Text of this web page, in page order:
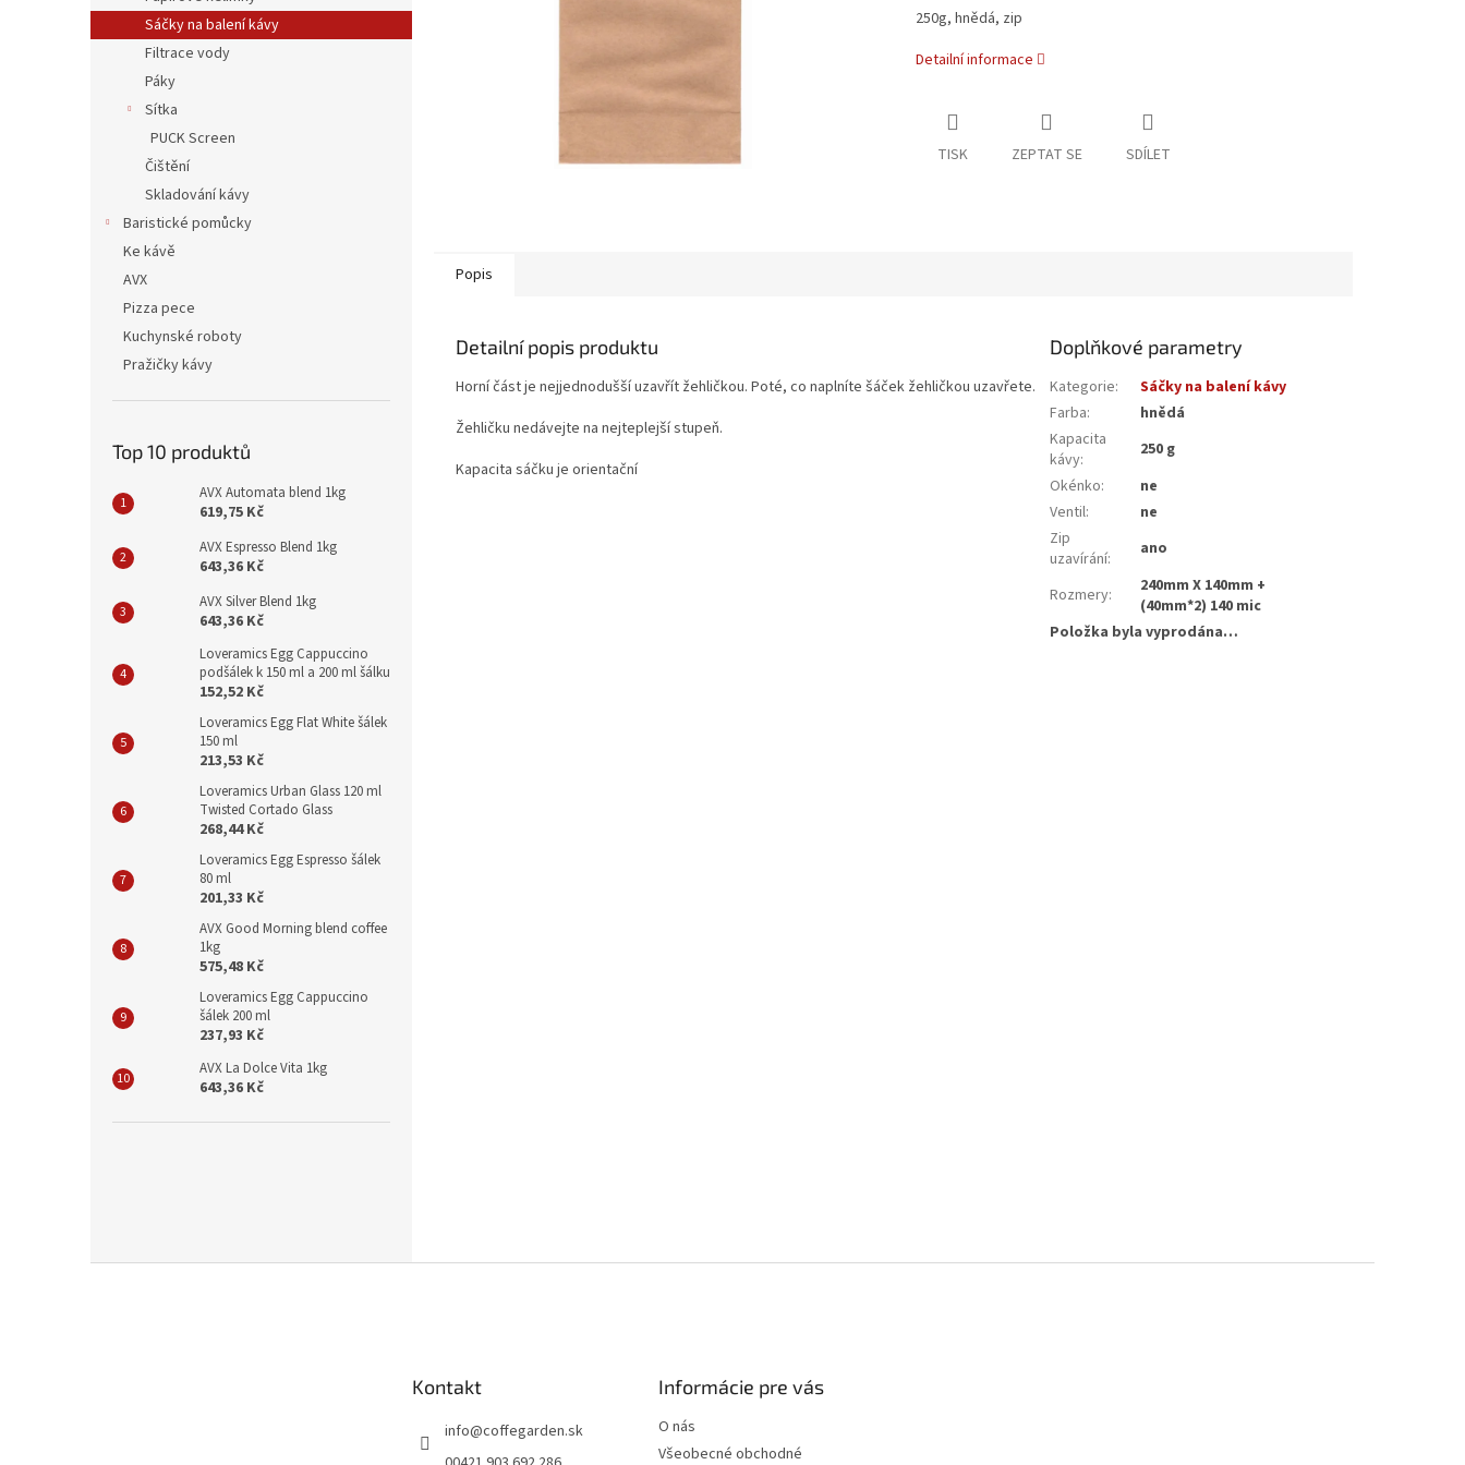
n
e
Sáčky na balení kávy
Filtrace vody
Páky
Sítka
PUCK Screen
Čištění
Skladování kávy
Baristické pomůcky
Ke kávě
AVX
Pizza pece
Kuchynské roboty
Pražičky kávy
Top 10 produktů
AVX Automata blend 1kg
619,75 Kč
AVX Espresso Blend 1kg
643,36 Kč
AVX Silver Blend 1kg
643,36 Kč
Loveramics Egg Cappuccino
podšálek k 150 ml a 200 ml šálku
152,52 Kč
Loveramics Egg Flat White šálek
150 ml
213,53 Kč
Loveramics Urban Glass 120 ml
Twisted Cortado Glass
268,44 Kč
Loveramics Egg Espresso šálek
80 ml
201,33 Kč
AVX Good Morning blend coffee
1kg
575,48 Kč
Loveramics Egg Cappuccino
šálek 200 ml
237,93 Kč
AVX La Dolce Vita 1kg
643,36 Kč
250g, hnědá, zip
Detailní informace
TISK ZEPTAT SE SDÍLET
Popis
Detailní popis produktu
Horní část je nejjednodušší uzavřít žehličkou. Poté, co naplníte šáček žehličkou uzavřete.
Žehličku nedávejte na nejteplejší stupeň.
Kapacita sáčku je orientační
Doplňkové parametry
Kategorie:
Sáčky na balení kávy
Farba:
hnědá
Kapacita
kávy:
250 g
Okénko:
ne
Ventil:
ne
Zip
uzavírání: ano
Rozmery:
240mm X 140mm +
(40mm*2) 140 mic
Položka byla vyprodána…
Kontakt
info@coffegarden.sk
Informácie pre vás
O nás
Všeobecné obchodné